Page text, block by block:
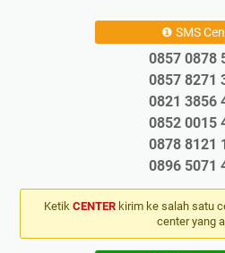
❶ SMS
0857 0878
0857 8271
0821 3856
0852 0015
0878 8121
0896 5071
Ketik CENTER kirim ke salah satu
center yang